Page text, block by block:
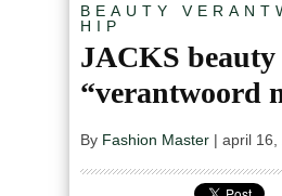
BEAUTY
HIP
JACKS
“verantwoord
By Fashion Master | april 16,